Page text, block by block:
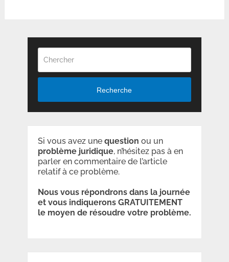
Recherche
Si vous avez une question ou un
problème juridique, n’hésitez pas à en
parler en commentaire de l’article
relatif à ce problème.
Nous vous répondrons dans la journée
et vous indiquerons GRATUITEMENT
le moyen de résoudre votre problème.